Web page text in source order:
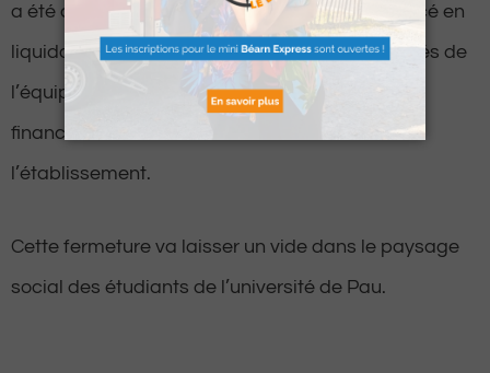
a été contraint de déposer le bilan et a été placé en
liquidation judiciaire. Malgré les efforts acharnés de
l’équipe pour maintenir l’activité, les difficultés
financières ont finalement eu raison de
l’établissement.
Cette fermeture va laisser un vide dans le paysage
social des étudiants de l’université de Pau.